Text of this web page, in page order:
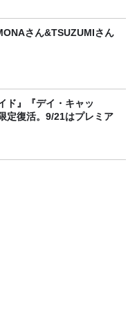
さん&TSUZUMIさん
ド』『デイ・キャッ
定復活。9/21はプレミア